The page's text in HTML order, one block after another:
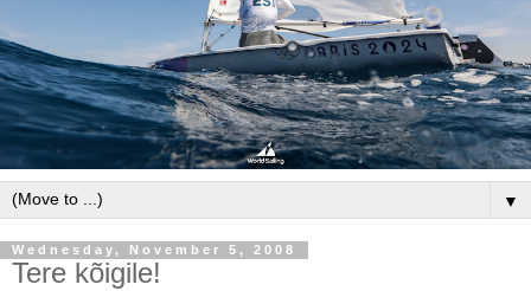
▼
Wednesday, November 5, 2008
Tere kõigile!